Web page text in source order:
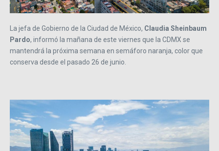
La jefa de Gobierno de la Ciudad de México, Claudia Sheinbaum
Pardo, informó la mañana de este viernes que la CDMX se
mantendrá la próxima semana en semáforo naranja, color que
conserva desde el pasado 26 de junio.